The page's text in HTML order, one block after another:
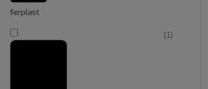
ferplast
(1)